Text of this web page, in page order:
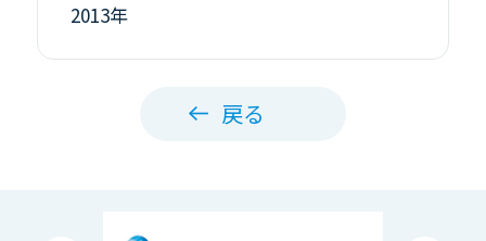
2013年
戻る